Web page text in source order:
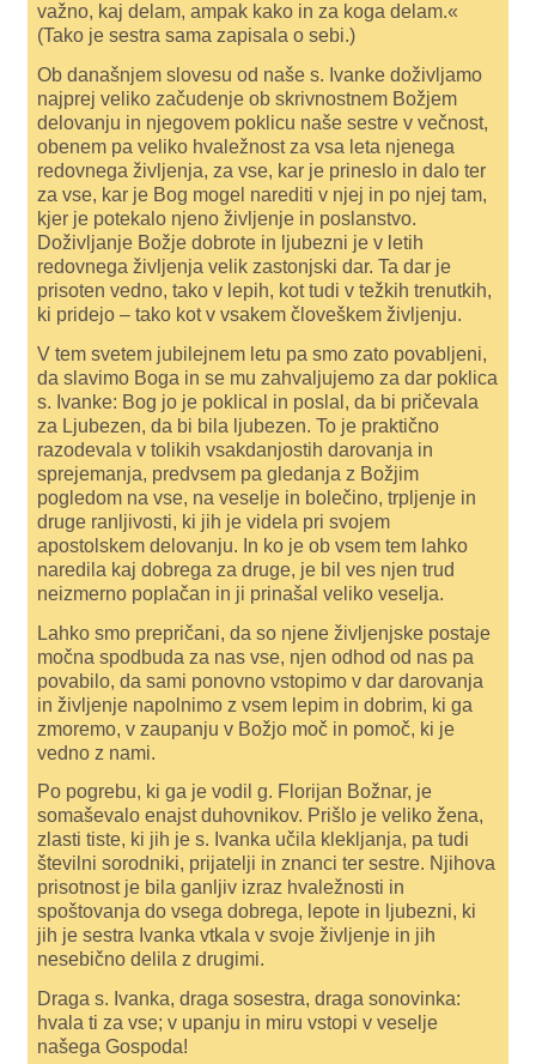
važno, kaj delam, ampak kako in za koga delam.«
(Tako je sestra sama zapisala o sebi.)
Ob današnjem slovesu od naše s. Ivanke doživljamo
najprej veliko začudenje ob skrivnostnem Božjem
delovanju in njegovem poklicu naše sestre v večnost,
obenem pa veliko hvaležnost za vsa leta njenega
redovnega življenja, za vse, kar je prineslo in dalo ter
za vse, kar je Bog mogel narediti v njej in po njej tam,
kjer je potekalo njeno življenje in poslanstvo.
Doživljanje Božje dobrote in ljubezni je v letih
redovnega življenja velik zastonjski dar. Ta dar je
prisoten vedno, tako v lepih, kot tudi v težkih trenutkih,
ki pridejo – tako kot v vsakem človeškem življenju.
V tem svetem jubilejnem letu pa smo zato povabljeni,
da slavimo Boga in se mu zahvaljujemo za dar poklica
s. Ivanke: Bog jo je poklical in poslal, da bi pričevala
za Ljubezen, da bi bila ljubezen. To je praktično
razodevala v tolikih vsakdanjostih darovanja in
sprejemanja, predvsem pa gledanja z Božjim
pogledom na vse, na veselje in bolečino, trpljenje in
druge ranljivosti, ki jih je videla pri svojem
apostolskem delovanju. In ko je ob vsem tem lahko
naredila kaj dobrega za druge, je bil ves njen trud
neizmerno poplačan in ji prinašal veliko veselja.
Lahko smo prepričani, da so njene življenjske postaje
močna spodbuda za nas vse, njen odhod od nas pa
povabilo, da sami ponovno vstopimo v dar darovanja
in življenje napolnimo z vsem lepim in dobrim, ki ga
zmoremo, v zaupanju v Božjo moč in pomoč, ki je
vedno z nami.
Po pogrebu, ki ga je vodil g. Florijan Božnar, je
somaševalo enajst duhovnikov. Prišlo je veliko žena,
zlasti tiste, ki jih je s. Ivanka učila klekljanja, pa tudi
številni sorodniki, prijatelji in znanci ter sestre. Njihova
prisotnost je bila ganljiv izraz hvaležnosti in
spoštovanja do vsega dobrega, lepote in ljubezni, ki
jih je sestra Ivanka vtkala v svoje življenje in jih
nesebično delila z drugimi.
Draga s. Ivanka, draga sosestra, draga sonovinka:
hvala ti za vse; v upanju in miru vstopi v veselje
našega Gospoda!